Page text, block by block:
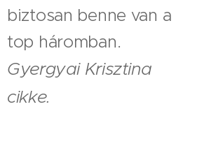
biztosan benne van a
top háromban.
Gyergyai Krisztina
cikke.